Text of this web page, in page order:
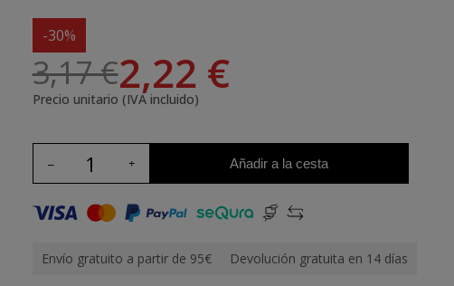
-30%
3,17 €2,22 €
Precio unitario (IVA incluido)
Añadir a la cesta
Envío gratuito a partir de 95€ Devolución gratuita en 14 días